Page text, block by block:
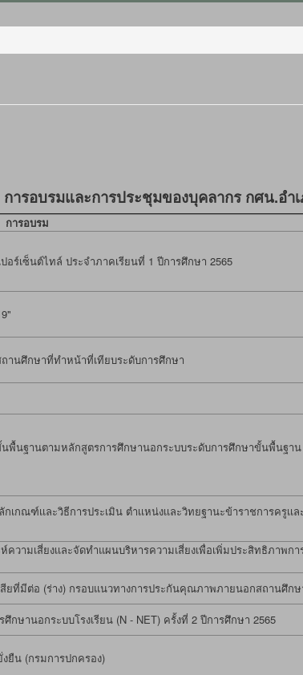
การอบรมและการประชุมของบุคลากร กศน.อำ
การอบรม
อร์เซ็นต์ไทล์ ประจำภาคเรียนที่ 1 ปีการศึกษา 2565
านศึกษาที่ทำหน้าที่เทียบระดับการศึกษา
พื้นฐานตามหลักสูตรการศึกษานอกระบบระดับการศึกษาขั้นพื้นฐาน
กณฑ์เเละวิธีการประเมิน ตำเเหน่งเเละวิทยฐานะข้าราชการครูเเ
วามเสี่ยงเเละจัดทำแผนบริหารความเสี่ยงเพื่อเพิ่มประสิทธิภาพกา
ยที่มีต่อ (ร่าง) กรอบแนวทางการประกันคุณภาพภายนอกสถานศึกษ
ษานอกระบบโรงเรียน (N - NET) ครั้งที่ 2 ปีการศึกษา 2565
ยืน (กรมการปกครอง)